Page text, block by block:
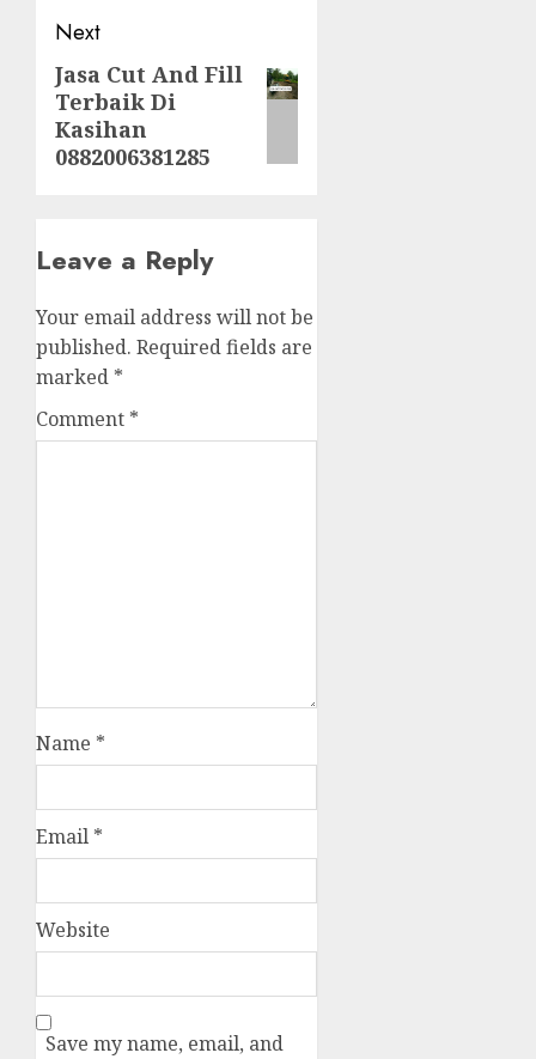
Next
Next
post:
Jasa Cut And Fill
Terbaik Di
Kasihan
0882006381285
Leave a Reply
Your email address will not be
published. Required fields are
marked *
Comment *
Name *
Email *
Website
Save my name, email, and